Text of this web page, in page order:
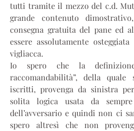
tutti tramite il mezzo del c.d.
grande contenuto
consegna gratuita del pane ed
essere assolutamente
vigliacca.
Io spero che la
raccomandabilità”, della
iscritti, provenga da sinistra
solita logica usata da
dell’avversario e quindi non ci
spero altresì che non